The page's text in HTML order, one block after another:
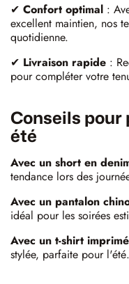
✔ Confort optimal :
excellent maintien, nos
quotidienne.
✔ Livraison rapide :
pour compléter votre
Conseils
été
Avec un short en
tendance lors des
Avec un pantalon
idéal pour les soirées
Avec un t-shirt imprimé
stylée, parfaite pour l'été.